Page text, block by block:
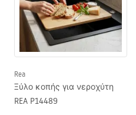
Rea
Ξύλο κοπής για νεροχύτη
REA P14489